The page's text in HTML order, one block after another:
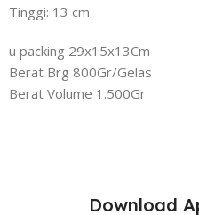
Tinggi: 13 cm
u packing 29x15x13Cm
Berat Brg 800Gr/Gelas
Berat Volume 1.500Gr
Download